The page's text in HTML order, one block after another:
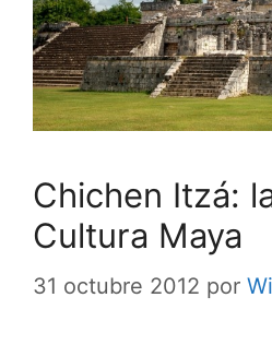
Chichen Itzá:
Cultura Maya
31 octubre 2012 por